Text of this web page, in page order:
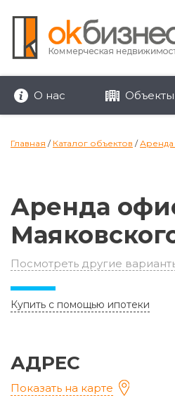
О нас Объекты
Главная / Каталог объектов /
Аренда
Посмотреть другие
Купить с помощью ипотеки
АДРЕС
Показать на карте
? Размер
Срок
? Ставка
Сумма
Заполняя форму